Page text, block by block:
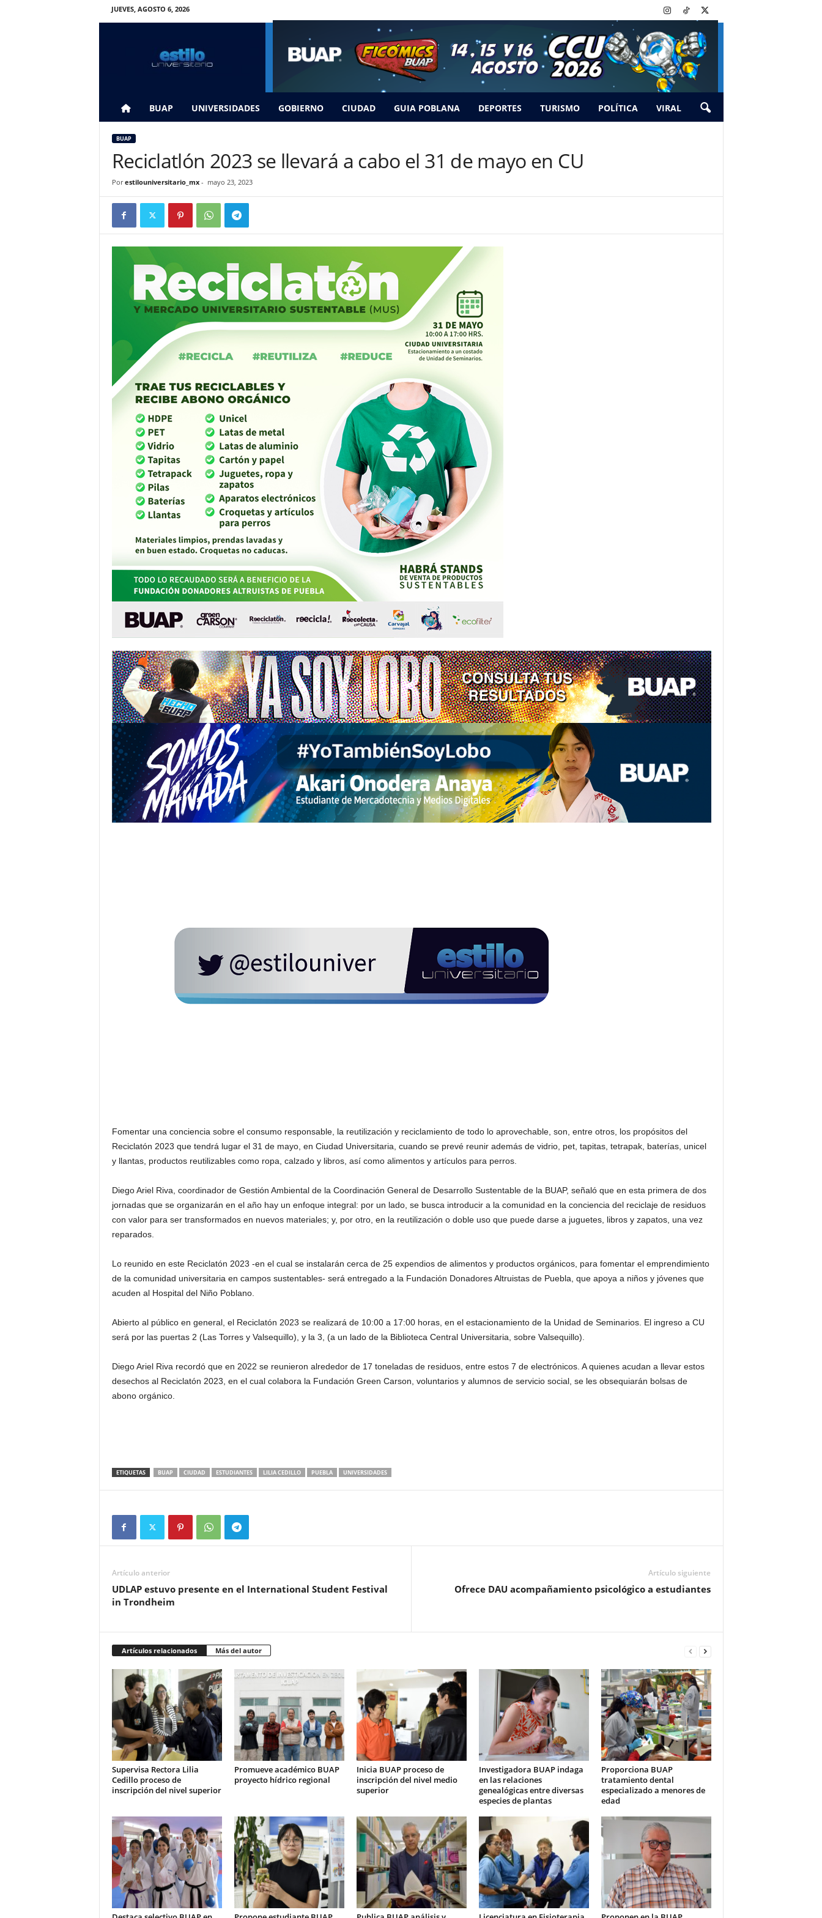
JUEVES, AGOSTO 6, 2026
i
r
BUAP UNIVERSIDADES GOBIERNO CIUDAD GUIA POBLANA DEPORTES TURISMO POLÍTICA VIRAL
BUAP
Reciclatlón 2023 se llevará a cabo el 31 de mayo en CU
Por estilouniversitario_mx- mayo 23, 2023
Fomentar una conciencia sobre el consumo responsable, la reutilización y reciclamiento de todo lo aprovechable, son, entre otros, los propósitos del
Reciclatón 2023 que tendrá lugar el 31 de mayo, en Ciudad Universitaria, cuando se prevé reunir además de vidrio, pet, tapitas, tetrapak, baterías, unicel
y llantas, productos reutilizables como ropa, calzado y libros, así como alimentos y artículos para perros.
Diego Ariel Riva, coordinador de Gestión Ambiental de la Coordinación General de Desarrollo Sustentable de la BUAP, señaló que en esta primera de dos
jornadas que se organizarán en el año hay un enfoque integral: por un lado, se busca introducir a la comunidad en la conciencia del reciclaje de residuos
con valor para ser transformados en nuevos materiales; y, por otro, en la reutilización o doble uso que puede darse a juguetes, libros y zapatos, una vez
reparados.
Lo reunido en este Reciclatón 2023 -en el cual se instalarán cerca de 25 expendios de alimentos y productos orgánicos, para fomentar el emprendimiento
de la comunidad universitaria en campos sustentables- será entregado a la Fundación Donadores Altruistas de Puebla, que apoya a niños y jóvenes que
acuden al Hospital del Niño Poblano.
Abierto al público en general, el Reciclatón 2023 se realizará de 10:00 a 17:00 horas, en el estacionamiento de la Unidad de Seminarios. El ingreso a CU
será por las puertas 2 (Las Torres y Valsequillo), y la 3, (a un lado de la Biblioteca Central Universitaria, sobre Valsequillo).
Diego Ariel Riva recordó que en 2022 se reunieron alrededor de 17 toneladas de residuos, entre estos 7 de electrónicos. A quienes acudan a llevar estos
desechos al Reciclatón 2023, en el cual colabora la Fundación Green Carson, voluntarios y alumnos de servicio social, se les obsequiarán bolsas de
abono orgánico.
ETIQUETAS BUAP CIUDAD ESTUDIANTES LILIA CEDILLO PUEBLA UNIVERSIDADES
Artículo anterior
UDLAP estuvo presente en el International Student Festival
in Trondheim
Artículo siguiente
Ofrece DAU acompañamiento psicológico a estudiantes
Artículos relacionados Más del autor
Supervisa Rectora Lilia
Cedillo proceso de
inscripción del nivel superior
Promueve académico BUAP
proyecto hídrico regional
Inicia BUAP proceso de
inscripción del nivel medio
superior
Investigadora BUAP indaga
en las relaciones
genealógicas entre diversas
especies de plantas
Proporciona BUAP
tratamiento dental
especializado a menores de
edad